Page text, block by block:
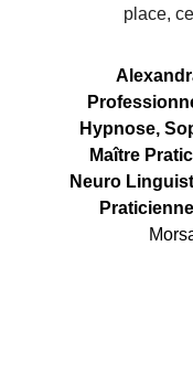
place,
Hypnose,
Maître
Neuro